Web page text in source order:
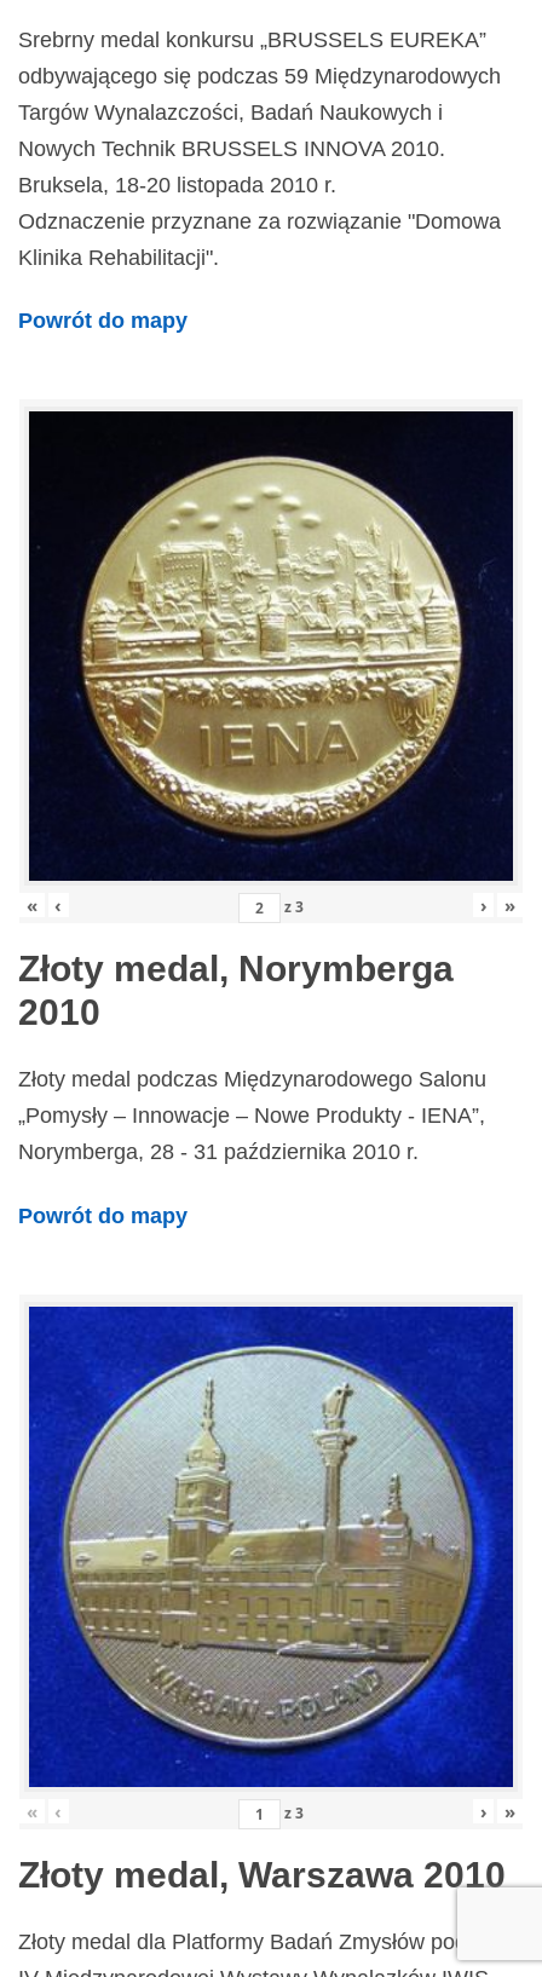
Srebrny medal konkursu „BRUSSELS EUREKA”
odbywającego się podczas 59 Międzynarodowych
Targów Wynalazczości, Badań Naukowych i
Nowych Technik BRUSSELS INNOVA 2010.
Bruksela, 18-20 listopada 2010 r.
Odznaczenie przyznane za rozwiązanie "Domowa
Klinika Rehabilitacji".
Powrót do mapy
« ‹ z3 › »
Złoty medal, Norymberga
2010
Złoty medal podczas Międzynarodowego Salonu
„Pomysły – Innowacje – Nowe Produkty - IENA”,
Norymberga, 28 - 31 października 2010 r.
Powrót do mapy
« ‹ z3 › »
Złoty medal, Warszawa 2010
Złoty medal dla Platformy Badań Zmysłów podczas